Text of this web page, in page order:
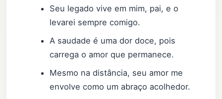
Seu legado vive em mim, pai, e o
levarei sempre comigo.
A saudade é uma dor doce, pois
carrega o amor que permanece.
Mesmo na distância, seu amor me
envolve como um abraço acolhedor.